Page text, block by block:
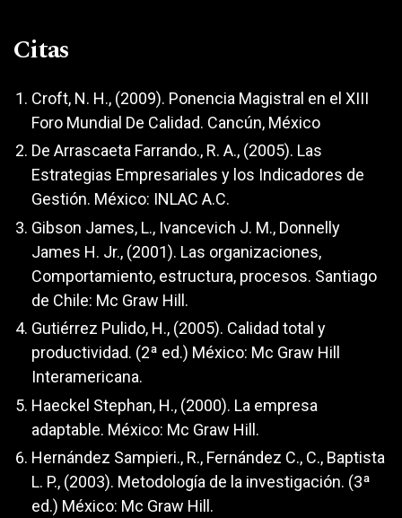
Citas
Croft, N. H., (2009). Ponencia Magistral en el XIII
Foro Mundial De Calidad. Cancún, México
De Arrascaeta Farrando., R. A., (2005). Las
Estrategias Empresariales y los Indicadores de
Gestión. México: INLAC A.C.
Gibson James, L., Ivancevich J. M., Donnelly
James H. Jr., (2001). Las organizaciones,
Comportamiento, estructura, procesos. Santiago
de Chile: Mc Graw Hill.
Gutiérrez Pulido, H., (2005). Calidad total y
productividad. (2ª ed.) México: Mc Graw Hill
Interamericana.
Haeckel Stephan, H., (2000). La empresa
adaptable. México: Mc Graw Hill.
Hernández Sampieri., R., Fernández C., C., Baptista
L. P., (2003). Metodología de la investigación. (3ª
ed.) México: Mc Graw Hill.